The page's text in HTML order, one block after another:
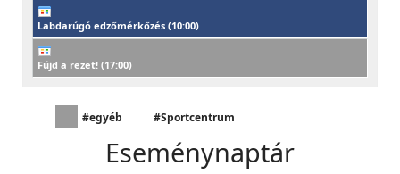
Labdarúgó edzőmérkőzés (10:00)
Fújd a rezet! (17:00)
#egyéb #Sportcentrum
Eseménynaptár